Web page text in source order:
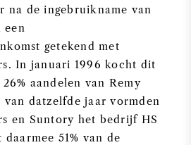
na de ingebruikname van
een
getekend met
In januari 1996 kocht dit
aandelen van Remy
datzelfde jaar vormden
en Suntory het bedrijf HS
51% van de